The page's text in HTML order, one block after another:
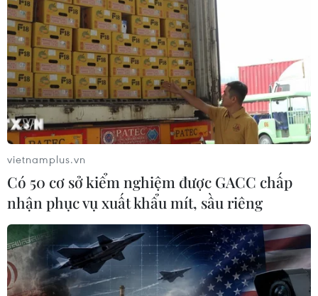
#Mỹ-Trung Quốc #Cuộc chiến thương mại
#Vật tư y tế
#Công ty trung quốc
#Thuế quan
Mỹ
Trung Quốc
Theo dõi VietnamPlus
TIN LIÊN QUAN
vietnamplus.vn
Có 50 cơ sở kiểm nghiệm được GACC chấp
nhận phục vụ xuất khẩu mít, sầu riêng